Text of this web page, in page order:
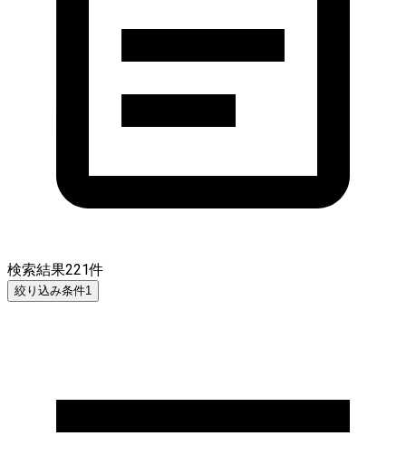
検索結果221件
絞り込み条件1